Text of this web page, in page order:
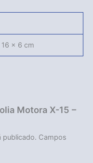
× 6 cm
Motora X-15 –
publicado. Campos